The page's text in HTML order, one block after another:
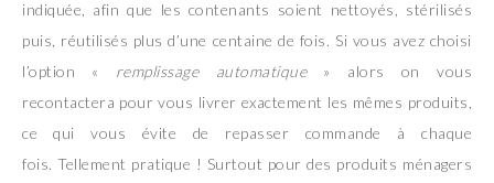
indiquée, afin que les contenants soient nettoyés, stérilisés
puis, réutilisés plus d’une centaine de fois. Si vous avez choisi
l’option « remplissage automatique» alors on vous
recontactera pour vous livrer exactement les mêmes produits,
ce qui vous évite de repasser commande à chaque
fois. Tellement pratique ! Surtout pour des produits ménagers